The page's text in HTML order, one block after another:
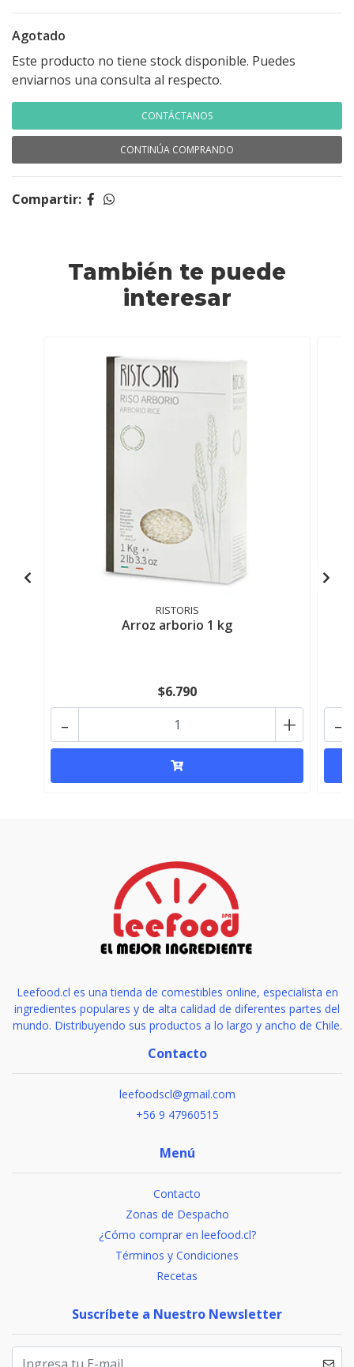
Agotado
Este producto no tiene stock disponible. Puedes
enviarnos una consulta al respecto.
CONTÁCTANOS
CONTINÚA COMPRANDO
Compartir:
También te puede
interesar
RISTORIS
Arroz arborio 1 kg
$6.790
+
- -
Leefood.cl es una tienda de comestibles online, especialista en
ingredientes populares y de alta calidad de diferentes partes del
mundo. Distribuyendo sus productos a lo largo y ancho de Chile.
Contacto
leefoodscl@gmail.com
+56 9 47960515
Menú
Contacto
Zonas de Despacho
¿Cómo comprar en leefood.cl?
Términos y Condiciones
Recetas
Suscríbete a Nuestro Newsletter